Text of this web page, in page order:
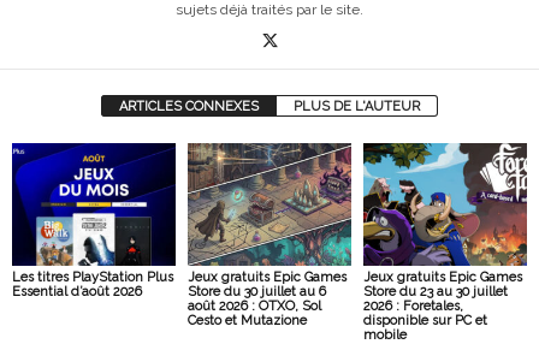
sujets déjà traités par le site.
ARTICLES CONNEXES PLUS DE L'AUTEUR
Les titres PlayStation Plus
Essential d’août 2026
Jeux gratuits Epic Games
Store du 30 juillet au 6
août 2026 : OTXO, Sol
Cesto et Mutazione
Jeux gratuits Epic Games
Store du 23 au 30 juillet
2026 : Foretales,
disponible sur PC et
mobile